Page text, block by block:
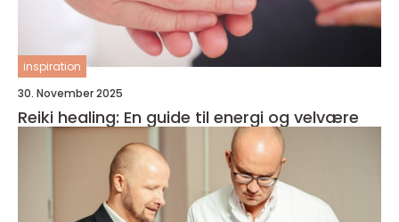
inspiration
30. November 2025
Reiki healing: En guide til energi og velvære